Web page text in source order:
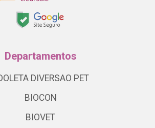
Departamentos
DIVERSAO PET
BIOCON
BIOVET